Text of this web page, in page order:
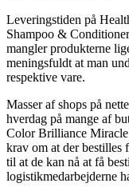
Leveringstiden på
Shampoo &
mangler produkterne
meningsfuldt at man
respektive vare.
Masser af shops på
hverdag på mange af
Color Brilliance
krav om at der bestilles
til at de kan nå at få
logistikmedarbejderne